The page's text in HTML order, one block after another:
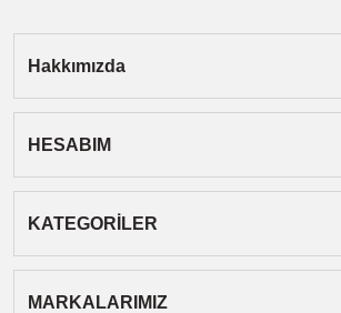
Gönder
Hakkımızda
HESABIM
KATEGORİLER
MARKALARIMIZ